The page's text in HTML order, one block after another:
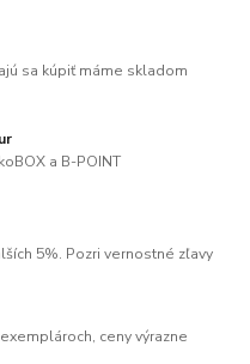
sa kúpiť máme skladom
a B-POINT
5%. Pozri vernostné zľavy
ceny výrazne